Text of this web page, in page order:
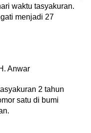
waktu tasyakuran.
menjadi 27
Anwar
2 tahun
satu di bumi